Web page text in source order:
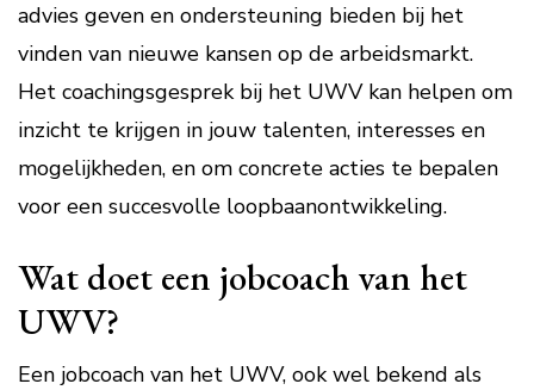
advies geven en ondersteuning bieden bij het
vinden van nieuwe kansen op de arbeidsmarkt.
Het coachingsgesprek bij het UWV kan helpen om
inzicht te krijgen in jouw talenten, interesses en
mogelijkheden, en om concrete acties te bepalen
voor een succesvolle loopbaanontwikkeling.
Wat doet een jobcoach van het
UWV?
Een jobcoach van het UWV, ook wel bekend als